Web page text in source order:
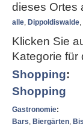
dieses Ortes
alle, Dippoldiswalde,
Klicken Sie
Kategorie für
Shopping:
Shopping
Gastronomie:
Bars, Biergärten,